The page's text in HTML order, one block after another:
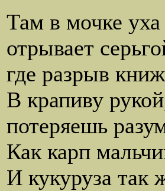
Там в мочке уха
отрывает
где разрыв
В крапиву
потеряешь
Как карп
И кукуруза так